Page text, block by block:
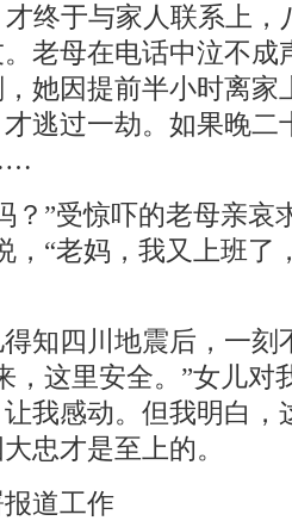
终于与家人联系上，
老母在电话中泣不成
她因提前半小时离家
逃过一劫。如果晚二
”受惊吓的老母亲哀
，“老妈，我又上班了
四川地震后，一刻
，这里安全。”女儿对
我感动。但我明白，
忠才是至上的。
道工作